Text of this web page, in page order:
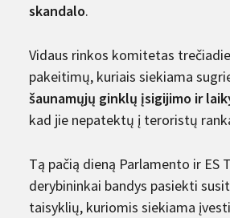
skandalo.
Vidaus rinkos komitetas
pakeitimų, kuriais siekiama
šaunamųjų ginklų įsigijimo ir
kad jie nepatektų į teroristų
Tą pačią dieną Parlamento ir ES
derybininkai bandys pasiekti
taisyklių, kuriomis siekiama įvesti